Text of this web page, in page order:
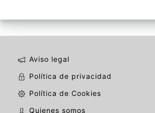
Aviso legal
Política de privacidad
Política de Cookies
Quienes somos